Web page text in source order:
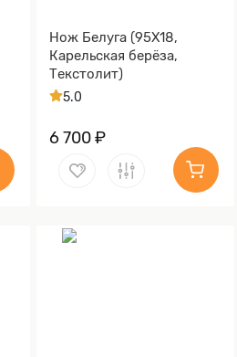
Нож Белуга (95Х18,
Карельская берёза,
Текстолит)
5.0
6 700 ₽